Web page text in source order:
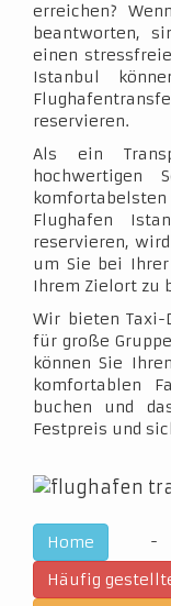
erreichen?
beantworten,
einen
Istanbul
reservieren.
Als ein
hochwertigen
Flughafen
reservieren,
um Sie bei
Ihrem Zielort zu
Wir bieten
für große
können Sie
komfortablen
buchen und
Festpreis und
Home
Häufig